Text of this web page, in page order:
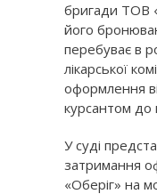
бригади ТОВ
його
перебуває в
лікарської
оформлення
курсантом до
У суді
затримання
«Оберіг» на